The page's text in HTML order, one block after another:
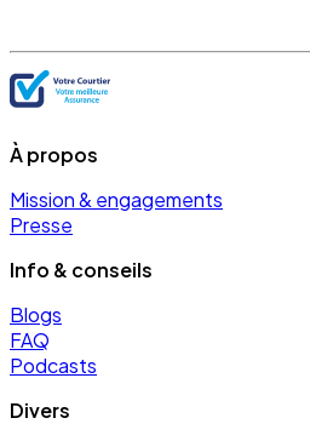
À propos
Mission & engagements
Presse
Info & conseils
Blogs
FAQ
Podcasts
Divers